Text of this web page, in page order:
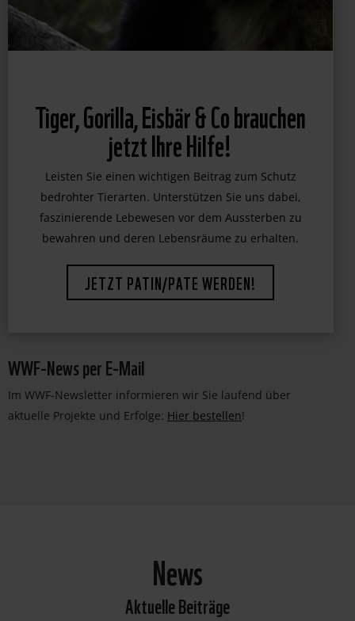
Tiger, Gorilla, Eisbär & Co brauchen
jetzt Ihre Hilfe!
Leisten Sie einen wichtigen Beitrag zum Schutz
bedrohter Tierarten. Unterstützen Sie uns dabei,
faszinierende Lebewesen vor dem Aussterben zu
bewahren und deren Lebensräume zu erhalten.
JETZT PATIN/PATE WERDEN!
WWF-News per E-Mail
Im WWF-Newsletter informieren wir Sie laufend über
aktuelle Projekte und Erfolge: Hier bestellen!
News
Aktuelle Beiträge